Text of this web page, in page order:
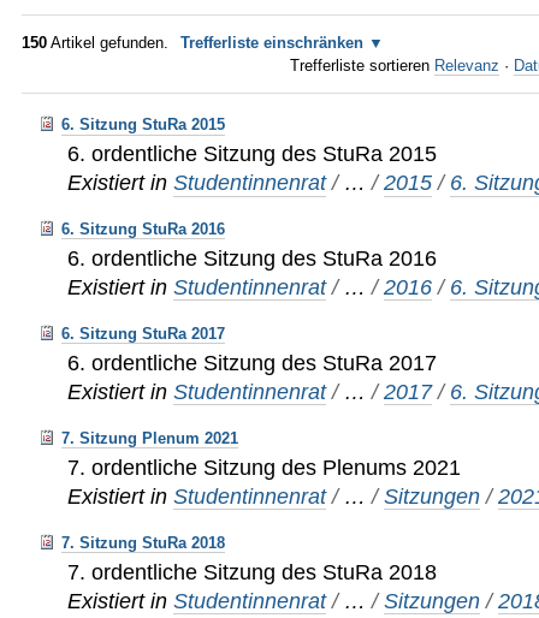
150 Artikel gefunden.
Trefferliste einschränken
Trefferliste sortieren Relevanz ·
6. Sitzung StuRa 2015
6. ordentliche Sitzung des StuRa 2015
Existiert in Studentinnenrat / …/2015 / 6.
6. Sitzung StuRa 2016
6. ordentliche Sitzung des StuRa 2016
Existiert in Studentinnenrat / …/2016 / 6.
6. Sitzung StuRa 2017
6. ordentliche Sitzung des StuRa 2017
Existiert in Studentinnenrat / …/2017 / 6.
7. Sitzung Plenum 2021
7. ordentliche Sitzung des Plenums 2021
Existiert in Studentinnenrat / …/Sitzungen /
7. Sitzung StuRa 2018
7. ordentliche Sitzung des StuRa 2018
Existiert in Studentinnenrat / …/Sitzungen /